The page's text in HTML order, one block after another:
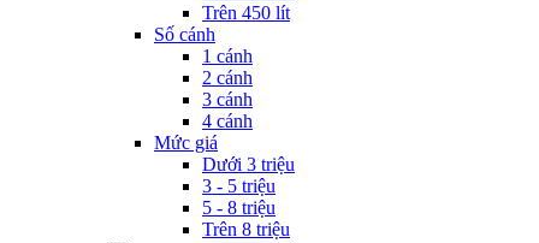
Trên 450 lít
Số cánh
1 cánh
2 cánh
3 cánh
4 cánh
Mức giá
Dưới 3 triệu
3 - 5 triệu
5 - 8 triệu
Trên 8 triệu